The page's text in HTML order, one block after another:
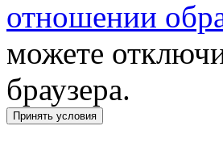
отношении
можете
браузера.
Принять условия